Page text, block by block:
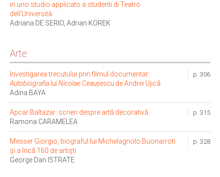
in uno studio applicato a studenti di Teatro
dell’Università
Adriana DE SERIO, Adrian KOREK
Arte
p. 306
Investigarea trecutului prin filmul documentar:
Autobiografia lui Nicolae Ceauşescu de Andrei Ujică
Adina BAYA
p. 315
Apcar Baltazar: scrieri despre artă decorativă
Ramona CARAMELEA
p. 328
Messer Giorgio, biograful lui Michelagnolo Buonarroti
și a încă 160 de artiști
George Dan ISTRATE